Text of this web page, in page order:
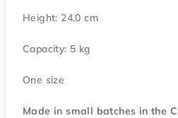
Height: 24,0 cm
Capacity: 5 kg
One size
Made in small batches in the